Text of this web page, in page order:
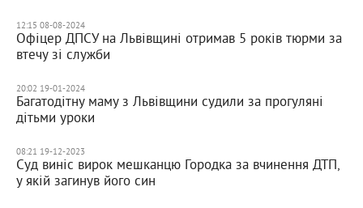
12:15 08-08-2024
Офіцер ДПСУ на Львівщині отримав 5 років тюрми за
втечу зі служби
20:02 19-01-2024
Багатодітну маму з Львівщини судили за прогуляні
дітьми уроки
08:21 19-12-2023
Суд виніс вирок мешканцю Городка за вчинення ДТП,
у якій загинув його син